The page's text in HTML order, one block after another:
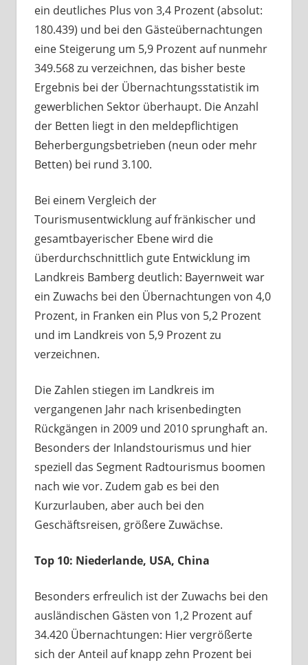
ein deutliches Plus von 3,4 Prozent (absolut:
180.439) und bei den Gästeübernachtungen
eine Steigerung um 5,9 Prozent auf nunmehr
349.568 zu verzeichnen, das bisher beste
Ergebnis bei der Übernachtungsstatistik im
gewerblichen Sektor überhaupt. Die Anzahl
der Betten liegt in den meldepflichtigen
Beherbergungsbetrieben (neun oder mehr
Betten) bei rund 3.100.
Bei einem Vergleich der
Tourismusentwicklung auf fränkischer und
gesamtbayerischer Ebene wird die
überdurchschnittlich gute Entwicklung im
Landkreis Bamberg deutlich: Bayernweit war
ein Zuwachs bei den Übernachtungen von 4,0
Prozent, in Franken ein Plus von 5,2 Prozent
und im Landkreis von 5,9 Prozent zu
verzeichnen.
Die Zahlen stiegen im Landkreis im
vergangenen Jahr nach krisenbedingten
Rückgängen in 2009 und 2010 sprunghaft an.
Besonders der Inlandstourismus und hier
speziell das Segment Radtourismus boomen
nach wie vor. Zudem gab es bei den
Kurzurlauben, aber auch bei den
Geschäftsreisen, größere Zuwächse.
Top 10: Niederlande, USA, China
Besonders erfreulich ist der Zuwachs bei den
ausländischen Gästen von 1,2 Prozent auf
34.420 Übernachtungen: Hier vergrößerte
sich der Anteil auf knapp zehn Prozent bei